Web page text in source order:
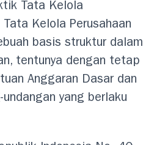
Tata Kelola
Kelola Perusahaan
basis struktur dalam
tentunya dengan tetap
Anggaran Dasar dan
yang berlaku